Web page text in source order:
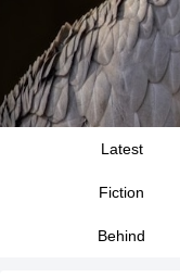
Latest
Fiction
Behind